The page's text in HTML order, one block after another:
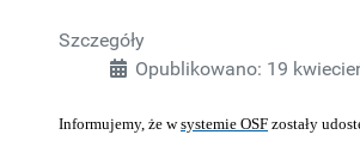
Szczegóły
Opublikowano: 19
Informujemy, że wsystemie OSF zostały